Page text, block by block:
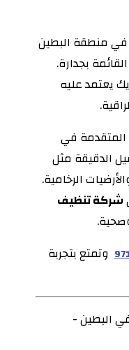
في منطقة البطين
بجدارة.
يعتمد عليه
المتقدمة في
الدقيقة مثل
الرخامية.
شركة تنظيف
وتمتع بتجربة